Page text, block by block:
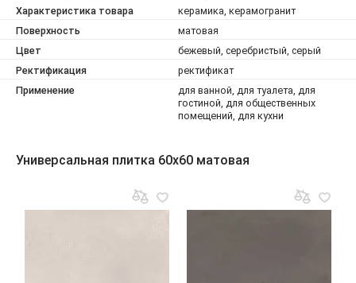
Характеристика товара
керамика, керамогранит
Поверхность
матовая
Цвет
бежевый, серебристый, серый
Ректификация
ректификат
Применение
для ванной, для туалета, для
гостиной, для общественных
помещений, для кухни
Универсальная плитка 60x60 матовая